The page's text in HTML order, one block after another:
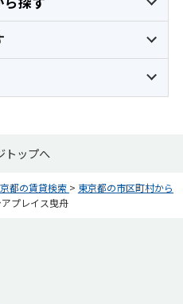
トップへ
都の賃貸検索 > 東京都の市区町村から
プレイス曳舟